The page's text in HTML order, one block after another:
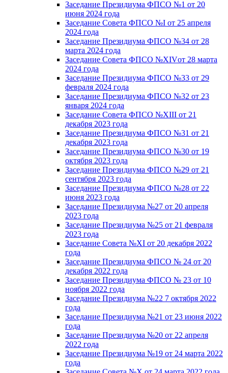
Заседание Президиума ФПСО №1 от 20
июня 2024 года
Заседание Совета ФПСО №I от 25 апреля
2024 года
Заседание Президиума ФПСО №34 от 28
марта 2024 года
Заседание Совета ФПСО №XIVот 28 марта
2024 года
Заседание Президиума ФПСО №33 от 29
февраля 2024 года
Заседание Президиума ФПСО №32 от 23
января 2024 года
Заседание Совета ФПСО №XIII от 21
декабря 2023 года
Заседание Президиума ФПСО №31 от 21
декабря 2023 года
Заседание Президиума ФПСО №30 от 19
октября 2023 года
Заседание Президиума ФПСО №29 от 21
сентября 2023 года
Заседание Президиума ФПСО №28 от 22
июня 2023 года
Заседание Президиума №27 от 20 апреля
2023 года
Заседание Президиума №25 от 21 февраля
2023 года
Заседание Совета №XI от 20 декабря 2022
года
Заседание Президиума ФПСО № 24 от 20
декабря 2022 года
Заседание Президиума ФПСО № 23 от 10
ноября 2022 года
Заседание Президиума №22 7 октября 2022
года
Заседание Президиума №21 от 23 июня 2022
года
Заседание Президиума №20 от 22 апреля
2022 года
Заседание Президиума №19 от 24 марта 2022
года